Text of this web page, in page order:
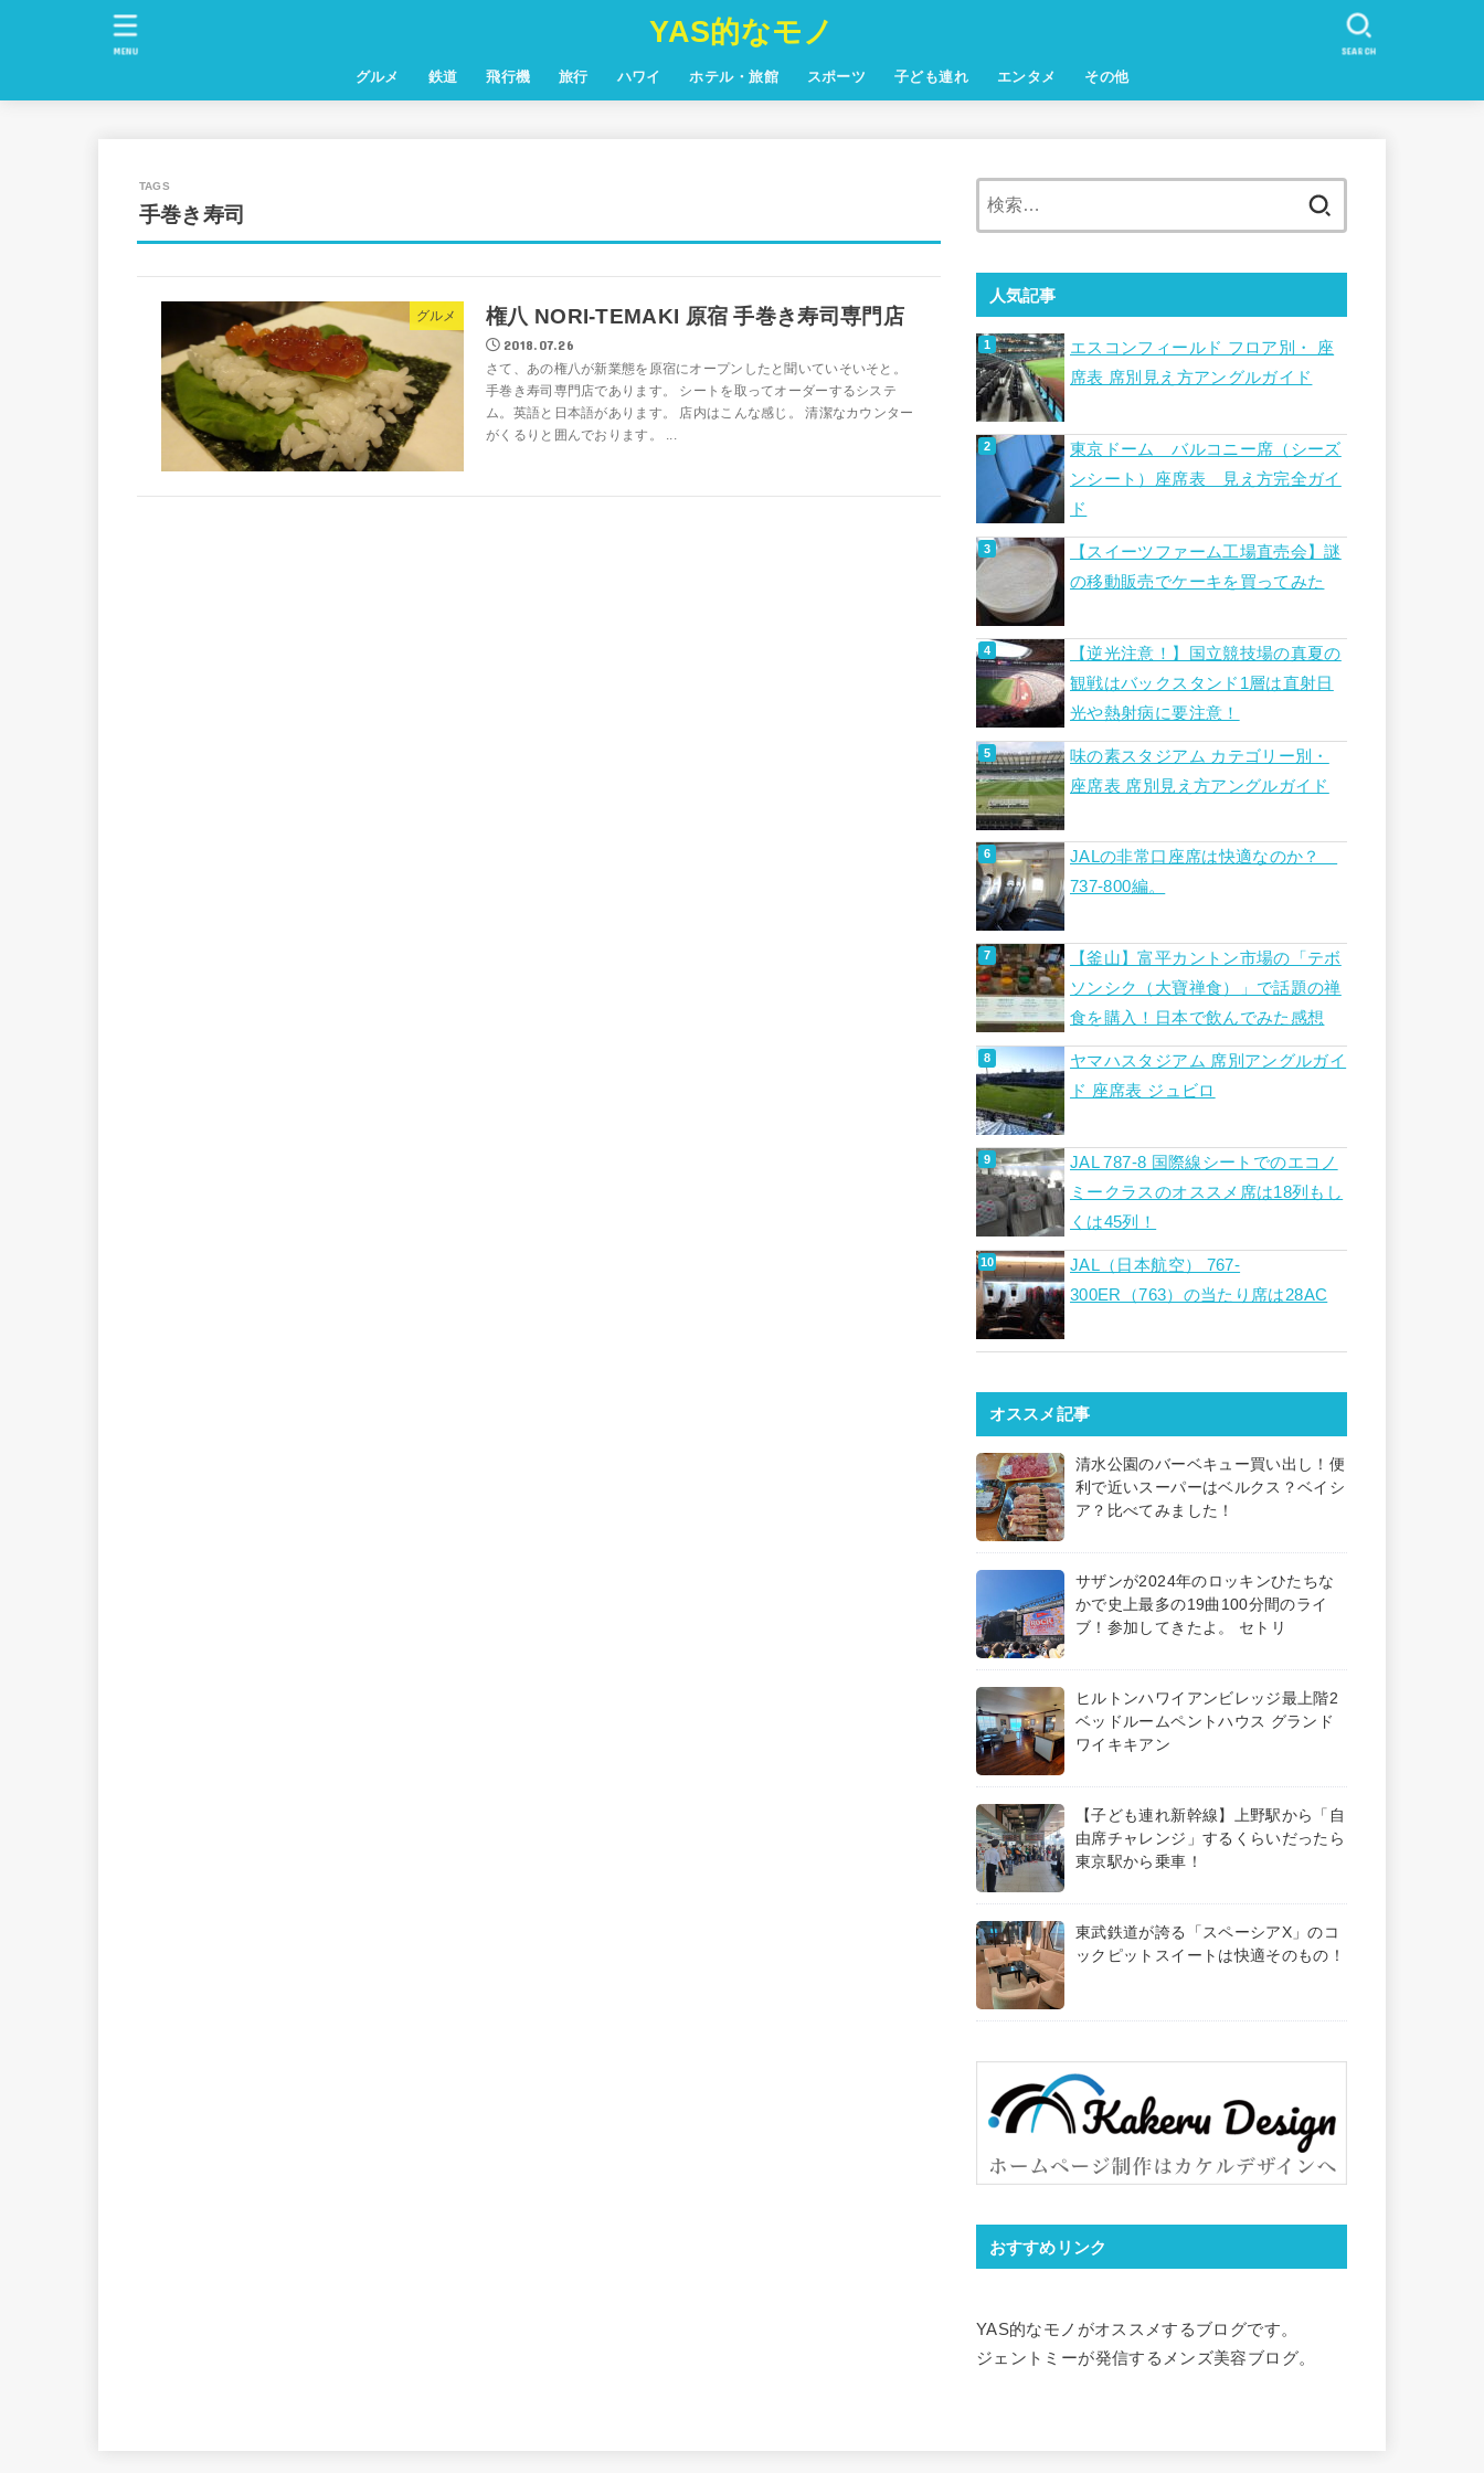
YAS的なモノ
グルメ 鉄道 飛行機 旅行 ハワイ ホテル・旅館 スポーツ 子ども連れ エンタメ その他
SEARCH
MENU
手巻き寿司
グルメ 権八 NORI-TEMAKI 原宿 手巻き寿司専門店
2018.07.26
さて、あの権八が新業態を原宿にオープンしたと聞いていそいそと。
手巻き寿司専門店であります。 シートを取ってオーダーするシステ
ム。英語と日本語があります。 店内はこんな感じ。 清潔なカウンター
がくるりと囲んでおります。 ...
人気記事
エスコンフィールド フロア別・ 座
席表 席別見え方アングルガイド
東京ドーム バルコニー席（シーズ
ンシート）座席表 見え方完全ガイ
ド
【スイーツファーム工場直売会】謎
の移動販売でケーキを買ってみた
【逆光注意！】国立競技場の真夏の
観戦はバックスタンド1層は直射日
光や熱射病に要注意！
味の素スタジアム カテゴリー別・
座席表 席別見え方アングルガイド
JALの非常口座席は快適なのか？
737-800編。
【釜山】富平カントン市場の「テボ
ソンシク（大寶禅食）」で話題の禅
食を購入！日本で飲んでみた感想
ヤマハスタジアム 席別アングルガイ
ド 座席表 ジュビロ
JAL 787-8 国際線シートでのエコノ
ミークラスのオススメ席は18列もし
くは45列！
JAL（日本航空） 767-
300ER（763）の当たり席は28AC
オススメ記事
清水公園のバーベキュー買い出し！便
利で近いスーパーはベルクス？ベイシ
ア？比べてみました！
サザンが2024年のロッキンひたちな
かで史上最多の19曲100分間のライ
ブ！参加してきたよ。 セトリ
ヒルトンハワイアンビレッジ最上階2
ベッドルームペントハウス グランド
ワイキキアン
【子ども連れ新幹線】上野駅から「自
由席チャレンジ」するくらいだったら
東京駅から乗車！
東武鉄道が誇る「スペーシアX」のコ
ックピットスイートは快適そのもの！
おすすめリンク